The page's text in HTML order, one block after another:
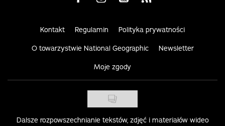
Kontakt Regulamin Polityka prywatności
O towarzystwie National Geographic Newsletter
Moje zgody
Dalsze rozpowszechnianie tekstów, zdjęć i materiałów wideo